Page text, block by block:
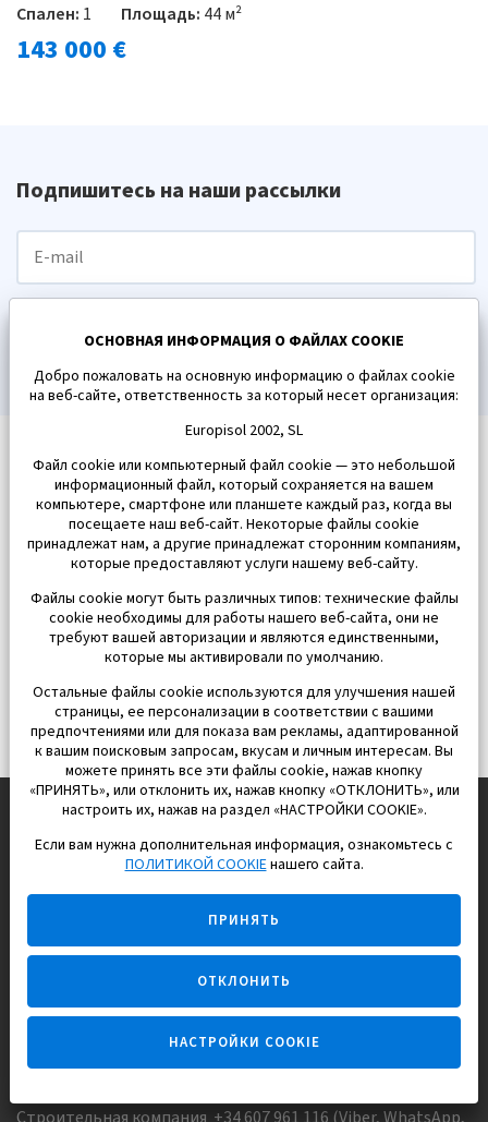
Спален: 1 Площадь: 44 м²
143 000 €
Подпишитесь на наши рассылки
ПОДПИСАТЬСЯ
EUROPISOL 2002 S.L.
Строим и продаем дома
для счастливой жизни в Испании
Задайте вопрос
ОСНОВНАЯ ИНФОРМАЦИЯ О ФАЙЛАХ COOKIE
Добро пожаловать на основную информацию о файлах cookie
на веб-сайте, ответственность за который несет организация:
Europisol 2002, SL
Файл cookie или компьютерный файл cookie — это небольшой
информационный файл, который сохраняется на вашем
компьютере, смартфоне или планшете каждый раз, когда вы
посещаете наш веб-сайт. Некоторые файлы cookie
принадлежат нам, а другие принадлежат сторонним компаниям,
которые предоставляют услуги нашему веб-сайту.
Файлы cookie могут быть различных типов: технические файлы
cookie необходимы для работы нашего веб-сайта, они не
требуют вашей авторизации и являются единственными,
которые мы активировали по умолчанию.
Остальные файлы cookie используются для улучшения нашей
страницы, ее персонализации в соответствии с вашими
предпочтениями или для показа вам рекламы, адаптированной
к вашим поисковым запросам, вкусам и личным интересам. Вы
можете принять все эти файлы cookie, нажав кнопку
«ПРИНЯТЬ», или отклонить их, нажав кнопку «ОТКЛОНИТЬ», или
настроить их, нажав на раздел «НАСТРОЙКИ COOKIE».
Если вам нужна дополнительная информация, ознакомьтесь с
ПОЛИТИКОЙ COOKIEнашего сайта.
ПРИНЯТЬ
ОТКЛОНИТЬ
НАСТРОЙКИ COOKIE